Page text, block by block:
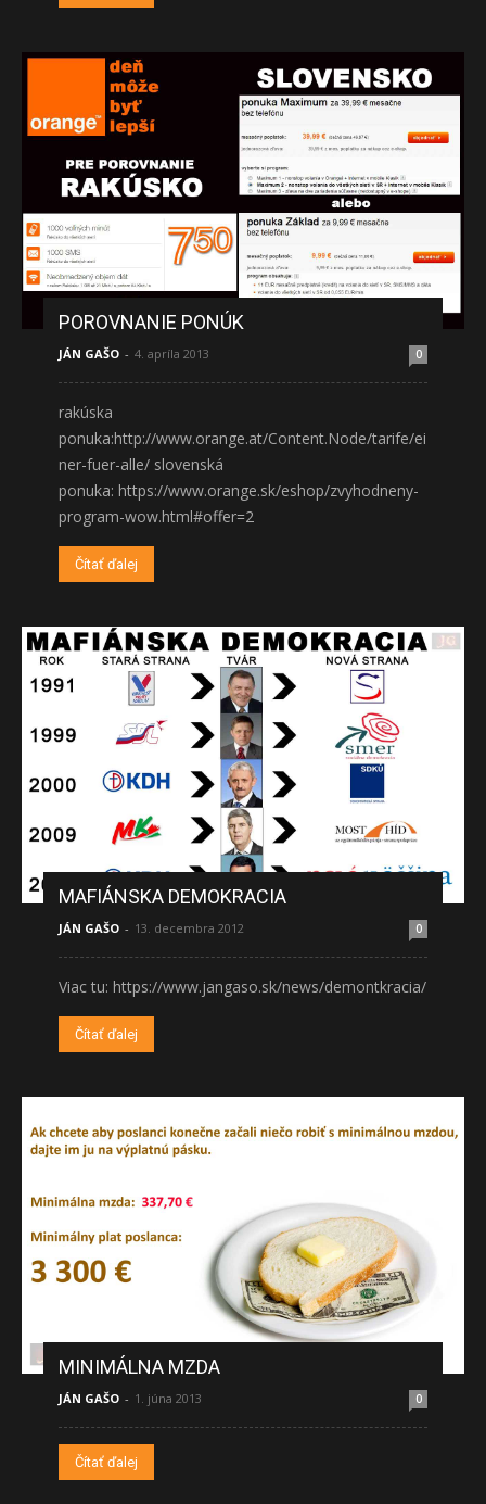
POROVNANIE PONÚK
JÁN GAŠO - 4. apríla 2013 0
rakúska
ponuka:http://www.orange.at/Content.Node/tarife/ei
ner-fuer-alle/ slovenská
ponuka: https://www.orange.sk/eshop/zvyhodneny-
program-wow.html#offer=2
Čítať ďalej
MAFIÁNSKA DEMOKRACIA
JÁN GAŠO - 13. decembra 2012 0
Viac tu: https://www.jangaso.sk/news/demontkracia/
Čítať ďalej
MINIMÁLNA MZDA
JÁN GAŠO - 1. júna 2013 0
Čítať ďalej